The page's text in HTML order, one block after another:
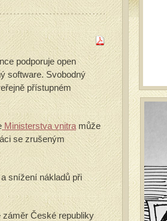
podporuje open
software. Svobodný
přístupném
Ministerstva vnitramůže
se zrušeným
snížení nákladů při
záměr České republiky